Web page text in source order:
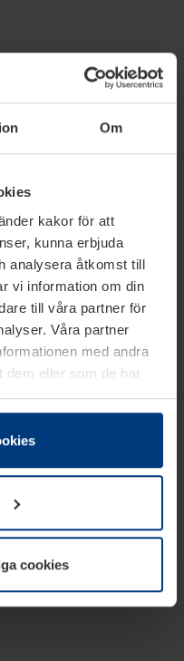
Om
kakor för att
kunna erbjuda
analysera åtkomst till
vi information om din
till våra partner för
Våra partner
med andra
dem eller som de har
av tjänsterna.
enhet, om de är
den här webbplatsen.
ändra eller återkalla i
cookies